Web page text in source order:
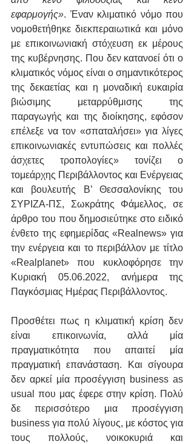
εφαρμογής». Έναν κλιματικό νόμο που
νομοθετήθηκε διεκπεραιωτικά και μόνο
με επικοινωνιακή στόχευση εκ μέρους
της κυβέρνησης. Που δεν κατανοεί ότι ο
κλιματικός νόμος είναι ο σημαντικότερος
της δεκαετίας και η μοναδική ευκαιρία
βιώσιμης μεταρρύθμισης της
παραγωγής και της διοίκησης, εφόσον
επέλεξε να τον «σπαταλήσει» για λίγες
επικοινωνιακές εντυπώσεις και πολλές
άσχετες τροπολογίες» τονίζει ο
τομεάρχης Περιβάλλοντος και Ενέργειας
και βουλευτής Β’ Θεσσαλονίκης του
ΣΥΡΙΖΑ-ΠΣ, Σωκράτης Φάμελλος, σε
άρθρο του που δημοσιεύτηκε στο ειδικό
ένθετο της εφημερίδας «Realnews» για
την ενέργεια και το περιβάλλον με τίτλο
«Realplanet» που κυκλοφόρησε την
Κυριακή 05.06.2022, ανήμερα της
Παγκόσμιας Ημέρας Περιβάλλοντος.
Προσθέτει πως η κλιματική κρίση δεν
είναι επικοινωνία, αλλά μία
πραγματικότητα που απαιτεί μία
πραγματική επανάσταση. Και σίγουρα
δεν αρκεί μία προσέγγιση business as
usual που μας έφερε στην κρίση. Πολύ
δε περισσότερο μια προσέγγιση
business για πολύ λίγους, με κόστος για
τους πολλούς, νοικοκυριά και